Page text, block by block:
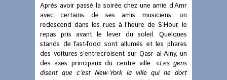
Après avoir passé la soirée chez une amie d’Amr
avec certains de ses amis musiciens, on
redescend dans les rues à l’heure de S’Hour, le
repas pris avant le lever du soleil. Quelques
stands de fast-food sont allumés et les phares
des voitures s’entrecroisent sur Qasr al-Ainy, un
des axes principaux du centre ville. «Les gens
disent que c’est New-York la ville qui ne dort